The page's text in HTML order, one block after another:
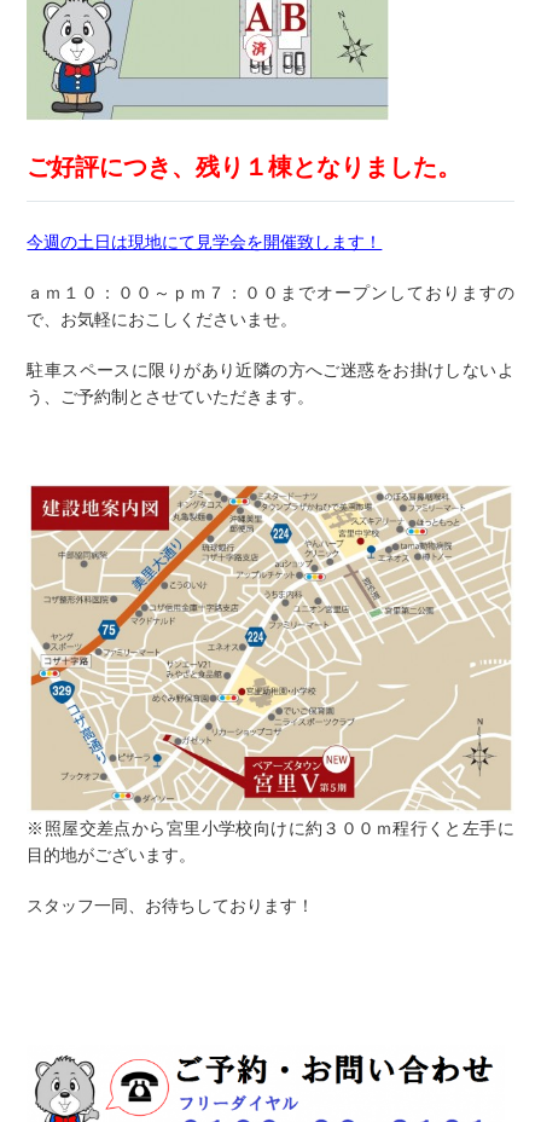
ご好評につき、残り１棟となりました。
今週の土日は現地にて見学会を開催致します！
ａｍ１０：００～ｐｍ７：００までオープンしておりますの
で、お気軽におこしくださいませ。
駐車スペースに限りがあり近隣の方へご迷惑をお掛けしないよ
う、ご予約制とさせていただきます。
※照屋交差点から宮里小学校向けに約３００ｍ程行くと左手に
目的地がございます。
スタッフ一同、お待ちしております！